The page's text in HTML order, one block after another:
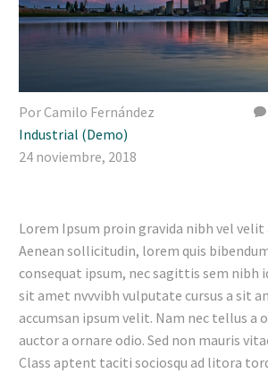
Por Camilo Fernández
Industrial (Demo)
24 noviembre, 2018
Lorem Ipsum proin gravida nibh vel
Aenean sollicitudin, lorem quis
consequat ipsum, nec sagittis sem nibh
sit amet nvvvibh vulputate cursus a sit
accumsan ipsum velit. Nam nec tellus a
auctor a ornare odio. Sed non mauris
Class aptent taciti sociosqu ad litora